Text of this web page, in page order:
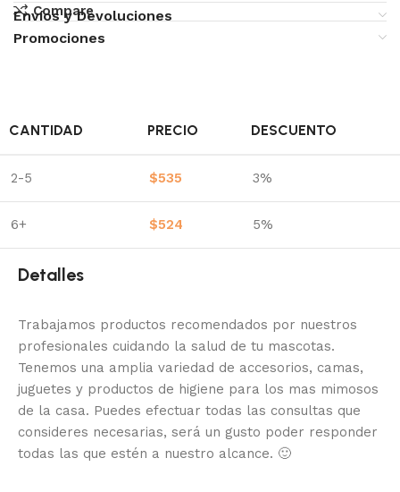
Compare
Envíos y Devoluciones
Promociones
CANTIDAD PRECIO DESCUENTO
2-5 $535 3%
6+ $524 5%
Detalles
Trabajamos productos recomendados por nuestros
profesionales cuidando la salud de tu mascotas.
Tenemos una amplia variedad de accesorios, camas,
juguetes y productos de higiene para los mas mimosos
de la casa. Puedes efectuar todas las consultas que
consideres necesarias, será un gusto poder responder
todas las que estén a nuestro alcance. 🙂